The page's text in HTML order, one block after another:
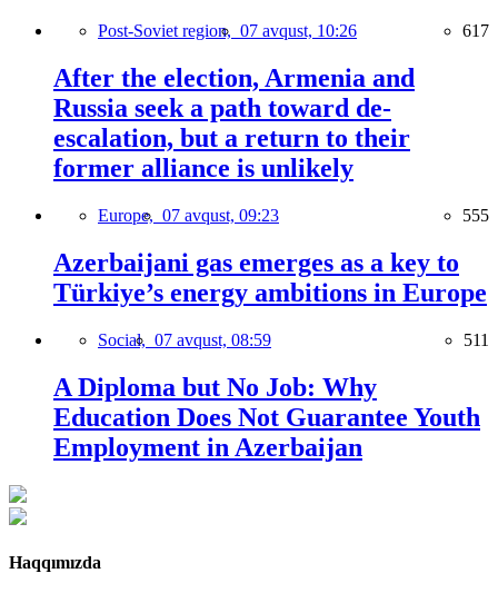
Post-Soviet region, 07 avqust, 10:26 617
After the election, Armenia and
Russia seek a path toward de-
escalation, but a return to their
former alliance is unlikely
Europe, 07 avqust, 09:23 555
Azerbaijani gas emerges as a key to
Türkiye’s energy ambitions in Europe
Social, 07 avqust, 08:59 511
A Diploma but No Job: Why
Education Does Not Guarantee Youth
Employment in Azerbaijan
Haqqımızda